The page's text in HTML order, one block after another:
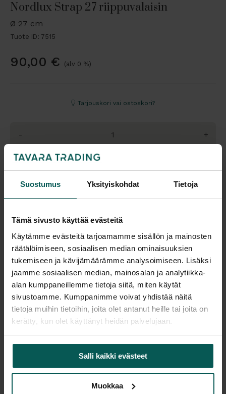
Suostumus Yksityiskohdat Tietoja
Tämä sivusto käyttää evästeitä
Käytämme evästeitä tarjoamamme sisällön ja mainosten
räätälöimiseen, sosiaalisen median ominaisuuksien
tukemiseen ja kävijämäärämme analysoimiseen. Lisäksi
jaamme sosiaalisen median, mainosalan ja analytiikka-
alan kumppaneillemme tietoja siitä, miten käytät
sivustoamme. Kumppanimme voivat yhdistää näitä
tietoja muihin tietoihin, joita olet antanut heille tai joita on
kerätty, kun olet käyttänyt heidän palvelujaan.
Salli kaikki evästeet
Muokkaa
Nordlux Strap 27 riippuvalaisin
Ø 27 cm
Tuote ID: 7515
90,00 € (alv 0 %)
Tarjouskori vai ostoskori?
- +
Pyydä tarjous
Saatavuus
Vantaa: Tuotetta on varastossa 6 kpl (Varastopaikka: 3B ja E)
veloitamme mahdollisesti siirtomaksun)
Tuotekuvaus
Nordlux Strap 27 on skandinaavisen pelkistetty
riippuvalaisin, jossa yhdistyvät moderni
metallivarjostin ja laadukas nahkaremmi. Muotoilu
on selkeä ja ajaton, mutta nahkainen yksityiskohta